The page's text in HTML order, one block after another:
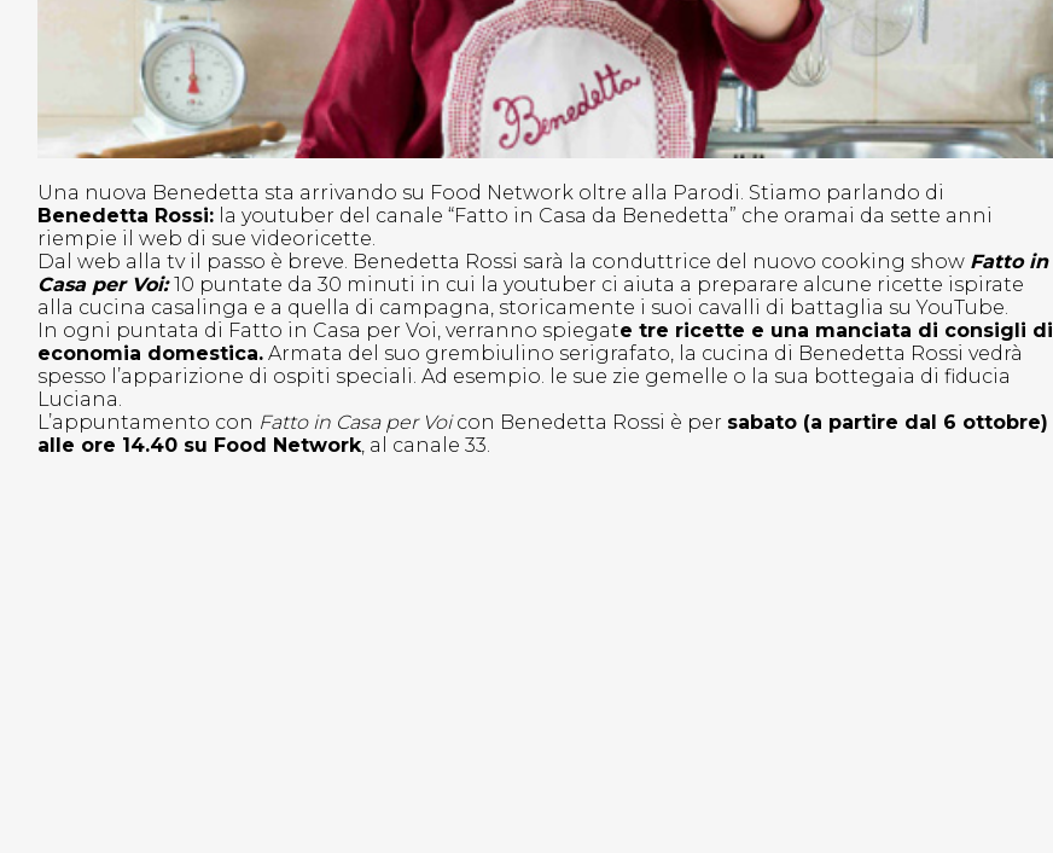
Una nuova Benedetta sta arrivando su Food Network oltre alla Parodi. Stiamo parlando di
Benedetta Rossi: la youtuber del canale “Fatto in Casa da Benedetta” che oramai da sette anni
riempie il web di sue videoricette.
Dal web alla tv il passo è breve. Benedetta Rossi sarà la conduttrice del nuovo cooking show Fatto in
Casa per Voi:10 puntate da 30 minuti in cui la youtuber ci aiuta a preparare alcune ricette ispirate
alla cucina casalinga e a quella di campagna, storicamente i suoi cavalli di battaglia su YouTube.
In ogni puntata di Fatto in Casa per Voi, verranno spiegate tre ricette e una manciata di consigli di
economia domestica. Armata del suo grembiulino serigrafato, la cucina di Benedetta Rossi vedrà
spesso l’apparizione di ospiti speciali. Ad esempio. le sue zie gemelle o la sua bottegaia di fiducia
Luciana.
L’appuntamento con Fatto in Casa per Voicon Benedetta Rossi è per sabato (a partire dal 6 ottobre)
alle ore 14.40 su Food Network, al canale 33.